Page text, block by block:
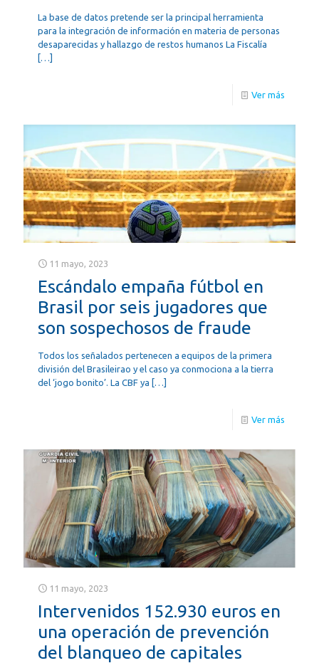
La base de datos pretende ser la principal herramienta
para la integración de información en materia de personas
desaparecidas y hallazgo de restos humanos La Fiscalía
[…]
Ver más
11 mayo, 2023
Escándalo empaña fútbol en
Brasil por seis jugadores que
son sospechosos de fraude
Todos los señalados pertenecen a equipos de la primera
división del Brasileirao y el caso ya conmociona a la tierra
del ‘jogo bonito’. La CBF ya […]
Ver más
11 mayo, 2023
Intervenidos 152.930 euros en
una operación de prevención
del blanqueo de capitales